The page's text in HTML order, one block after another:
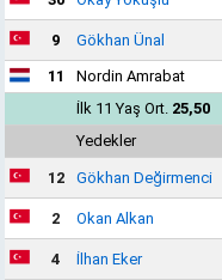
9
Gökhan Ünal
11
Nordin Amrabat
İlk 11 Yaş Ort. 25,50
Yedekler
12 Gökhan Değirmenci
2 Okan Alkan
4 İlhan Eker